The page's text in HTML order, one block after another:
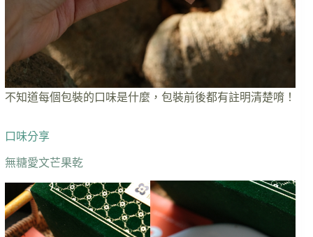
不知道每個包裝的口味是什麼，包裝前後都有註明清楚唷！
口味分享
無糖愛文芒果乾